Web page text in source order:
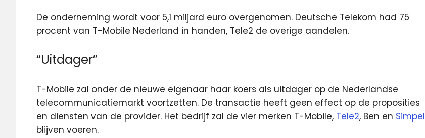
De onderneming wordt voor 5,1 miljard euro overgenomen. Deutsche Telekom had 75
procent van T-Mobile Nederland in handen, Tele2 de overige aandelen.
“Uitdager”
T-Mobile zal onder de nieuwe eigenaar haar koers als uitdager op de Nederlandse
telecommunicatiemarkt voortzetten. De transactie heeft geen effect op de proposities
en diensten van de provider. Het bedrijf zal de vier merken T-Mobile, Tele2, Ben en Simpel
blijven voeren.